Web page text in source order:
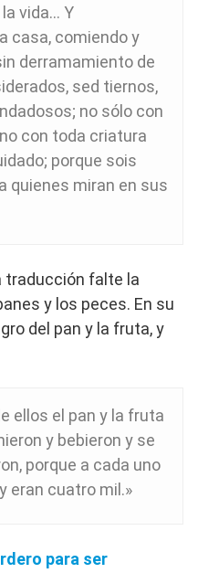
vida… Y
casa, comiendo y
derramamiento de
sed tiernos,
no sólo con
con toda criatura
porque sois
quienes miran en sus
traducción falte la
y los peces. En su
del pan y la fruta, y
ellos el pan y la fruta
y bebieron y se
porque a cada uno
eran cuatro mil.»
para ser